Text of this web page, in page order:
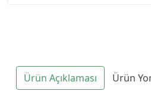
Ürün Açıklaması Ürün